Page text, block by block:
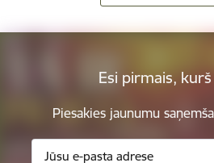
Esi pirmais,
Piesakies jaunumu